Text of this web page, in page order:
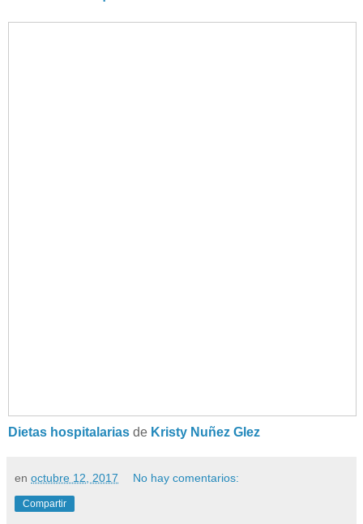
Dietas hospitalarias de Kristy Nuñez Glez
en octubre 12, 2017 No hay comentarios:
Compartir